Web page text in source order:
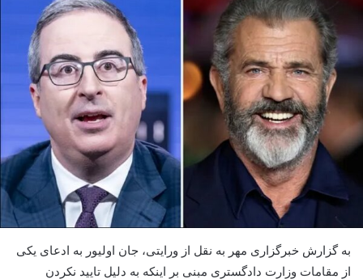
به گزارش خبرگزاری مهر به نقل از ورایتی، جان اولیور به ادعای یکی
از مقامات وزارت دادگستری مبنی بر اینکه به دلیل تایید نکردن